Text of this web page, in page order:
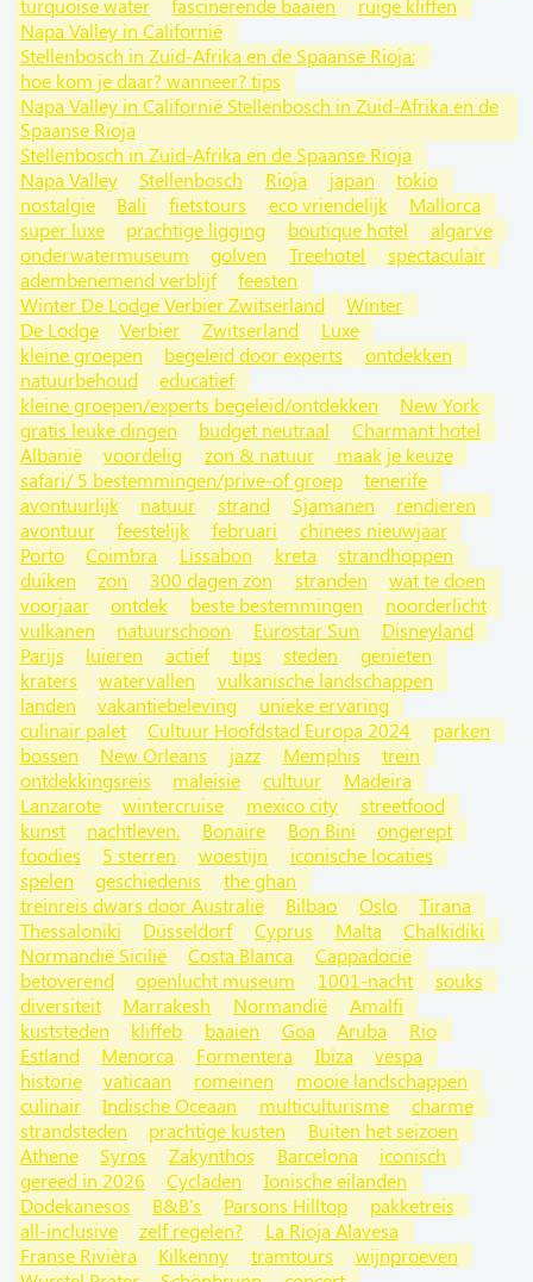
turquoise water
fascinerende baaien
ruige kliffen
Napa Valley in Californië
Stellenbosch in Zuid-Afrika en de Spaanse Rioja:
hoe kom je daar? wanneer? tips
Napa Valley in Californië Stellenbosch in Zuid-Afrika en de
Spaanse Rioja
Stellenbosch in Zuid-Afrika en de Spaanse Rioja
Napa Valley
Stellenbosch Rioja japan
tokio
nostalgie
Bali fietstours eco vriendelijk
Mallorca
super luxe
prachtige ligging boutique hotel
algarve
onderwatermuseum
golven Treehotel
spectaculair
adembenemend verblijf
feesten
Winter De Lodge Verbier Zwitserland
Winter
De Lodge
Verbier Zwitserland
Luxe
kleine groepen
begeleid door experts
ontdekken
natuurbehoud
educatief
kleine groepen/experts begeleid/ontdekken
New York
gratis leuke dingen
budget neutraal
Charmant hotel
Albanië
voordelig zon & natuur
maak je keuze
safari/ 5 bestemmingen/prive-of groep
tenerife
avontuurlijk
natuur strand Sjamanen
rendieren
avontuur
feestelijk februari
chinees nieuwjaar
Porto
Coimbra Lissabon kreta
strandhoppen
duiken
zon 300 dagen zon stranden
wat te doen
voorjaar
ontdek beste bestemmingen
noorderlicht
vulkanen
natuurschoon Eurostar Sun
Disneyland
Parijs
luieren actief tips steden
genieten
kraters
watervallen
vulkanische landschappen
landen
vakantiebeleving
unieke ervaring
culinair palet
Cultuur Hoofdstad Europa 2024
parken
bossen
New Orleans jazz Memphis
trein
ontdekkingsreis
maleisie cultuur
Madeira
Lanzarote
wintercruise mexico city
streetfood
kunst
nachtleven. Bonaire Bon Bini
ongerept
foodies
5 sterren woestijn
iconische locaties
spelen
geschiedenis
the ghan
treinreis dwars door Australië
Bilbao Oslo
Tirana
Thessaloniki
Düsseldorf Cyprus Malta
Chalkidiki
Normandië Sicilië
Costa Blanca
Cappadocië
betoverend
openlucht museum 1001-nacht
souks
diversiteit
Marrakesh Normandië
Amalfi
kuststeden
kliffeb baaien Goa Aruba
Rio
Estland
Menorca Formentera Ibiza
vespa
historie
vaticaan romeinen
mooie landschappen
culinair
Indische Oceaan multiculturisme
charme
strandsteden
prachtige kusten
Buiten het seizoen
Athene
Syros Zakynthos Barcelona
iconisch
gereed in 2026
Cycladen
Ionische eilanden
Dodekanesos
B&B's Parsons Hilltop
pakketreis
all-inclusive
zelf regelen?
La Rioja Alavesa
Franse Rivièra
Kilkenny tramtours
wijnproeven